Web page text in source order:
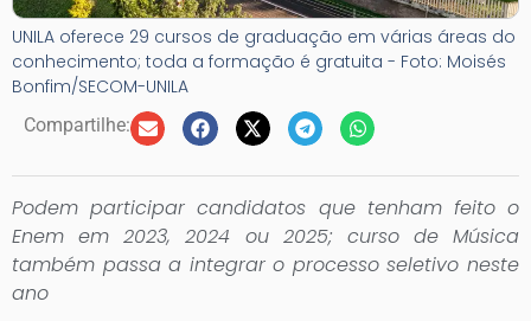
UNILA oferece 29 cursos de graduação em várias áreas do
conhecimento; toda a formação é gratuita - Foto: Moisés
Bonfim/SECOM-UNILA
Compartilhe:
Podem participar candidatos que tenham feito o
Enem em 2023, 2024 ou 2025; curso de Música
também passa a integrar o processo seletivo neste
ano